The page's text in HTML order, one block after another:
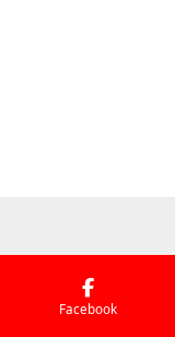
Facebook